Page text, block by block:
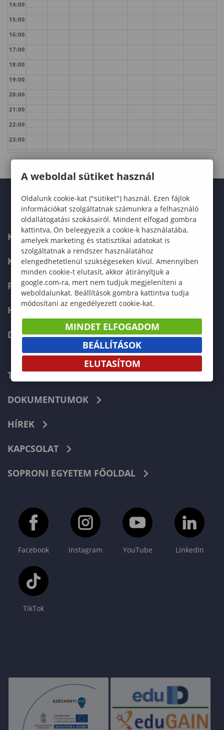
14:00
15:00
16:00
17:00
18:00
19:00
20:00
21:00
22:00
23:00
KARUNK
KÉPZÉSEK
FELVÉTELIZŐKNEK
HALLGATÓKNAK
DOKTORI ISKOLA
TELEFONKÖNYV
DOKUMENTUMOK
HÍREK
KAPCSOLAT
SOPRONI EGYETEM FŐOLDAL
Facebook Instagram YouTube LinkedIn
TikTok
A weboldal sütiket használ
Oldalunk cookie-kat ("sütiket") használ. Ezen fájlok
információkat szolgáltatnak számunkra a felhasználó
oldallátogatási szokásairól. Mindent elfogad gombra
kattintva, Ön beleegyezik a cookie-k használatába,
amelyek marketing és statisztikai adatokat is
szolgáltatnak a rendszer használatához
elengedhetetlenül szükségeseken kívül. Amennyiben
minden cookie-t elutasít, akkor átirányítjuk a
google.com-ra, mert nem tudjuk megjeleníteni a
weboldalunkat. Beállítások gombra kattintva tudja
módosítani az engedélyezett cookie-kat.
MINDET ELFOGADOM
BEÁLLÍTÁSOK
ELUTASÍTOM